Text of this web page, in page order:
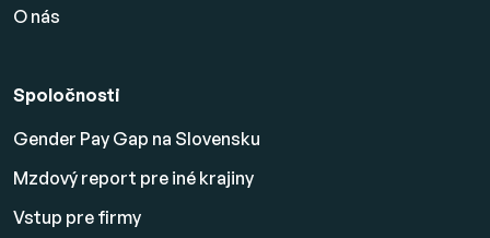
O nás
Spoločnosti
Gender Pay Gap na Slovensku
Mzdový report pre iné krajiny
Vstup pre firmy